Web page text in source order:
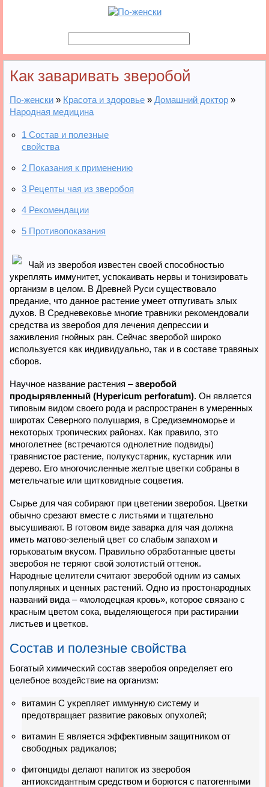
Как заваривать зверобой
По-женски » Красота и здоровье » Домашний доктор »
Народная медицина
1 Состав и полезные
свойства
2 Показания к применению
3 Рецепты чая из зверобоя
4 Рекомендации
5 Противопоказания
Чай из зверобоя известен своей способностью
укреплять иммунитет, успокаивать нервы и тонизировать
организм в целом. В Древней Руси существовало
предание, что данное растение умеет отпугивать злых
духов. В Средневековье многие травники рекомендовали
средства из зверобоя для лечения депрессии и
заживления гнойных ран. Сейчас зверобой широко
используется как индивидуально, так и в составе травяных
сборов.
Научное название растения –зверобой
продырявленный (Hypericum perforatum). Он является
типовым видом своего рода и распространен в умеренных
широтах Северного полушария, в Средиземноморье и
некоторых тропических районах. Как правило, это
многолетнее (встречаются однолетние подвиды)
травянистое растение, полукустарник, кустарник или
дерево. Его многочисленные желтые цветки собраны в
метельчатые или щитковидные соцветия.
Сырье для чая собирают при цветении зверобоя. Цветки
обычно срезают вместе с листьями и тщательно
высушивают. В готовом виде заварка для чая должна
иметь матово-зеленый цвет со слабым запахом и
горьковатым вкусом. Правильно обработанные цветы
зверобоя не теряют свой золотистый оттенок.
Народные целители считают зверобой одним из самых
популярных и ценных растений. Одно из простонародных
названий вида – «молодецкая кровь», которое связано с
красным цветом сока, выделяющегося при растирании
листьев и цветков.
Состав и полезные свойства
Богатый химический состав зверобоя определяет его
целебное воздействие на организм:
витамин С укрепляет иммунную систему и
предотвращает развитие раковых опухолей;
витамин Е является эффективным защитником от
свободных радикалов;
фитонциды делают напиток из зверобоя
антиоксидантным средством и борются с патогенными